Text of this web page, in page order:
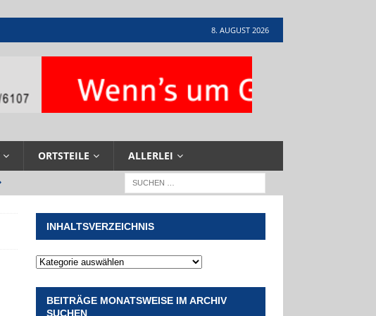
8. AUGUST 2026
ORTSTEILE ALLERLEI
INHALTSVERZEICHNIS
BEITRÄGE MONATSWEISE IM ARCHIV
SUCHEN